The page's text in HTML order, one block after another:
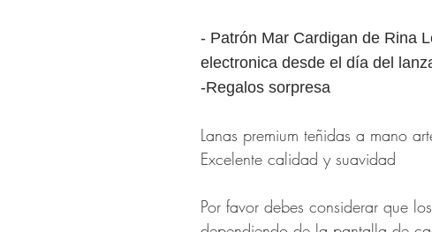
- Patrón Mar Cardigan de Rina
electronica desde el día del
-Regalos sorpresa
Lanas premium teñidas a mano
Excelente calidad y suavidad
Por favor debes considerar que